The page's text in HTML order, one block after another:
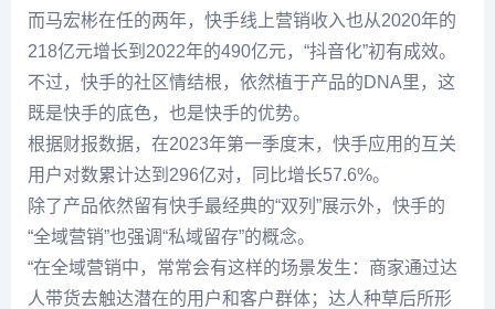
而马宏彬在任的两年，快手线上营销收入也从2020年的
218亿元增长到2022年的490亿元，“抖音化”初有成效。
不过，快手的社区情结根，依然植于产品的DNA里，这
既是快手的底色，也是快手的优势。
根据财报数据，在2023年第一季度末，快手应用的互关
用户对数累计达到296亿对，同比增长57.6%。
除了产品依然留有快手最经典的“双列”展示外，快手的
“全域营销”也强调“私域留存”的概念。
“在全域营销中，常常会有这样的场景发生：商家通过达
人带货去触达潜在的用户和客户群体；达人种草后所形